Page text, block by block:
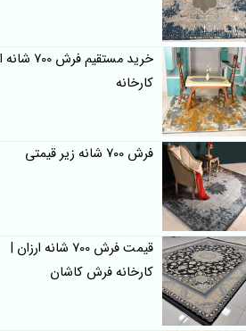
خرید مستقیم فرش 700 شانه از
کارخانه
فرش 700 شانه زیر قیمتی
قیمت فرش 700 شانه ارزان |
کارخانه فرش کاشان